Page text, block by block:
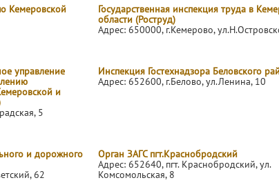
Кемеровской
Государственная инспекция труда в
области (Роструд)
Адрес: 650000, г.Кемерово,
управление
и
5
Инспекция Гостехнадзора Беловского
Адрес: 652600, г.Белово, ул.Ленина, 10
и дорожного
62
Орган ЗАГС пгт.Краснобродский
Адрес: 652640, пгт. Краснобродский, ул.
Комсомольская, 8